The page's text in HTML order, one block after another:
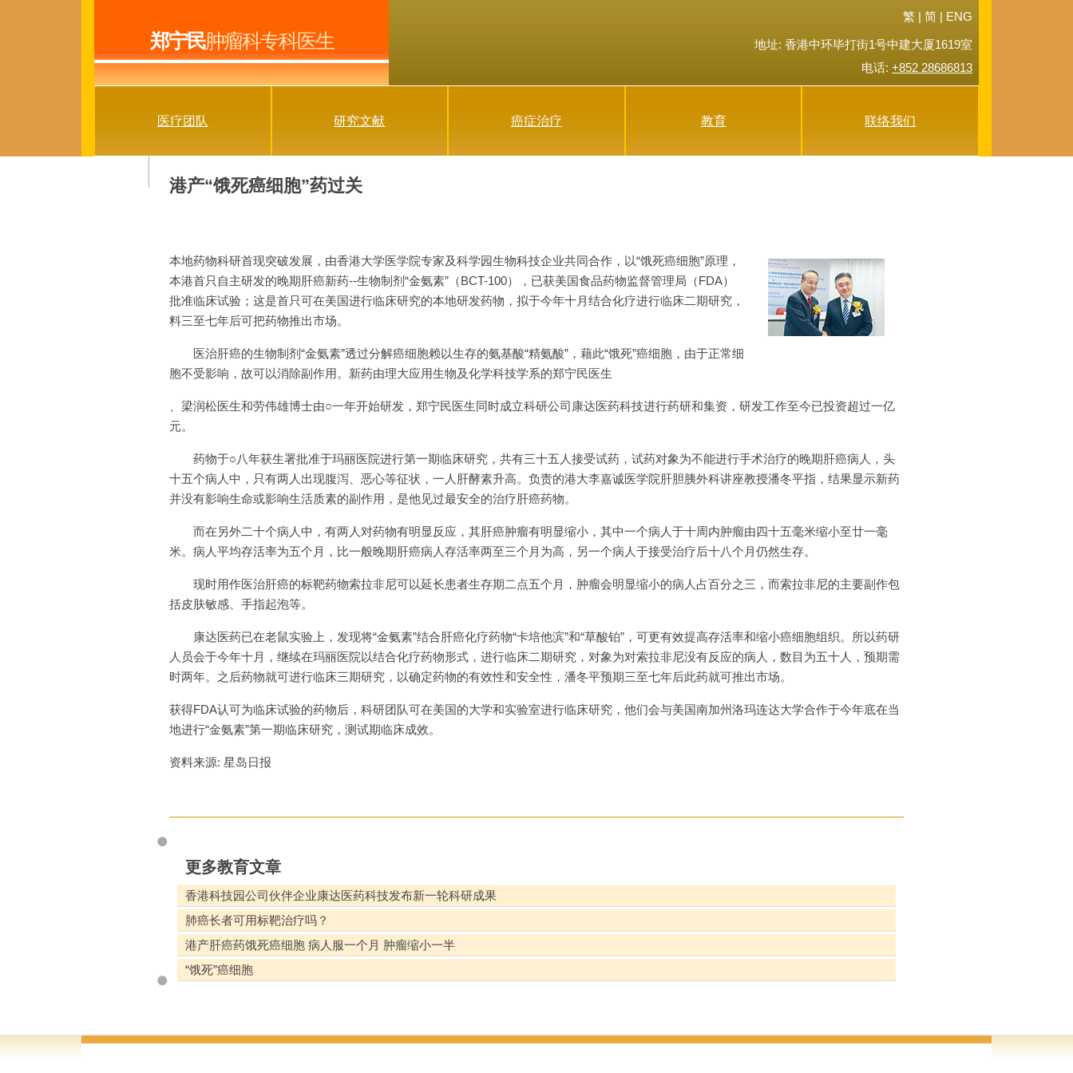
郑宁民肿瘤科专科医生
繁 | 简 | ENG
地址: 香港中环毕打街1号中建大厦1619室
电话: +852 28686813
医疗团队 研究文献 癌症治疗 教育 联络我们
港产“饿死癌细胞”药过关
本地药物科研首现突破发展，由香港大学医学院专家及科学园生物科技企业共同合作，以“饿死癌细胞”原理，
本港首只自主研发的晚期肝癌新药--生物制剂“金氨素”（BCT-100），已获美国食品药物监督管理局（FDA）
批准临床试验；这是首只可在美国进行临床研究的本地研发药物，拟于今年十月结合化疗进行临床二期研究，
料三至七年后可把药物推出市场。
医治肝癌的生物制剂“金氨素”透过分解癌细胞赖以生存的氨基酸“精氨酸”，藉此“饿死”癌细胞，由于正常细
胞不受影响，故可以消除副作用。新药由理大应用生物及化学科技学系的郑宁民医生
、梁润松医生和劳伟雄博士由○一年开始研发，郑宁民医生同时成立科研公司康达医药科技进行药研和集资，研发工作至今已投资超过一亿
元。
药物于○八年获生署批准于玛丽医院进行第一期临床研究，共有三十五人接受试药，试药对象为不能进行手术治疗的晚期肝癌病人，头
十五个病人中，只有两人出现腹泻、恶心等征状，一人肝酵素升高。负责的港大李嘉诚医学院肝胆胰外科讲座教授潘冬平指，结果显示新药
并没有影响生命或影响生活质素的副作用，是他见过最安全的治疗肝癌药物。
而在另外二十个病人中，有两人对药物有明显反应，其肝癌肿瘤有明显缩小，其中一个病人于十周内肿瘤由四十五毫米缩小至廿一毫
米。病人平均存活率为五个月，比一般晚期肝癌病人存活率两至三个月为高，另一个病人于接受治疗后十八个月仍然生存。
现时用作医治肝癌的标靶药物索拉非尼可以延长患者生存期二点五个月，肿瘤会明显缩小的病人占百分之三，而索拉非尼的主要副作包
括皮肤敏感、手指起泡等。
康达医药已在老鼠实验上，发现将“金氨素”结合肝癌化疗药物“卡培他滨”和“草酸铂”，可更有效提高存活率和缩小癌细胞组织。所以药研
人员会于今年十月，继续在玛丽医院以结合化疗药物形式，进行临床二期研究，对象为对索拉非尼没有反应的病人，数目为五十人，预期需
时两年。之后药物就可进行临床三期研究，以确定药物的有效性和安全性，潘冬平预期三至七年后此药就可推出市场。
获得FDA认可为临床试验的药物后，科研团队可在美国的大学和实验室进行临床研究，他们会与美国南加州洛玛连达大学合作于今年底在当
地进行“金氨素”第一期临床研究，测试期临床成效。
资料来源: 星岛日报
更多教育文章
香港科技园公司伙伴企业康达医药科技发布新一轮科研成果
肺癌长者可用标靶治疗吗？
港产肝癌药饿死癌细胞 病人服一个月 肿瘤缩小一半
“饿死”癌细胞